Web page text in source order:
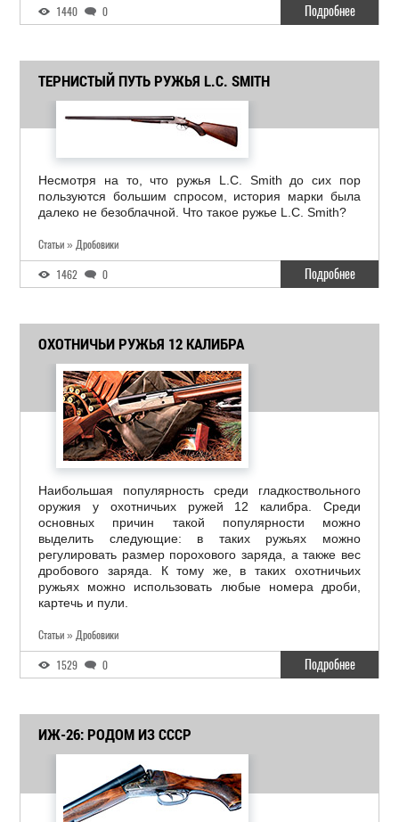
1440 0 Подробнее
ТЕРНИСТЫЙ ПУТЬ РУЖЬЯ L.C. SMITH
Несмотря на то, что ружья L.C. Smith до сих пор
пользуются большим спросом, история марки была
далеко не безоблачной. Что такое ружье L.C. Smith?
Статьи » Дробовики
1462 0 Подробнее
ОХОТНИЧЬИ РУЖЬЯ 12 КАЛИБРА
Наибольшая популярность среди гладкоствольного
оружия у охотничьих ружей 12 калибра. Среди
основных причин такой популярности можно
выделить следующие: в таких ружьях можно
регулировать размер порохового заряда, а также вес
дробового заряда. К тому же, в таких охотничьих
ружьях можно использовать любые номера дроби,
картечь и пули.
Статьи » Дробовики
1529 0 Подробнее
ИЖ-26: РОДОМ ИЗ СССР